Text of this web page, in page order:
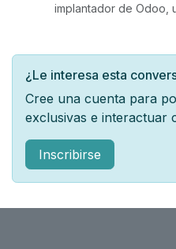
implantador de Odoo,
¿Le interesa esta
Cree una cuenta para
exclusivas e interactuar
Inscribirse